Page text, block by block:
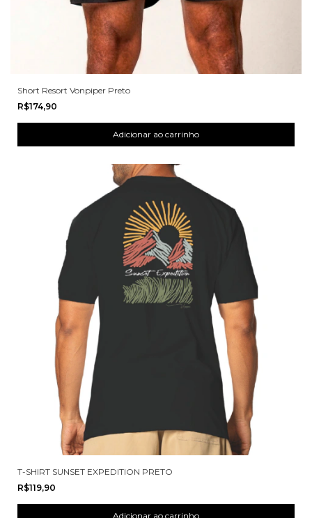
Short Resort Vonpiper Preto
R$174,90
T-SHIRT SUNSET EXPEDITION PRETO
R$119,90